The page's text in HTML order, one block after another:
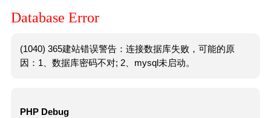
Database Error
(1040) 365建站错误警告：连接数据库失败，可能的原
因：1、数据库密码不对; 2、mysql未启动。
PHP Debug